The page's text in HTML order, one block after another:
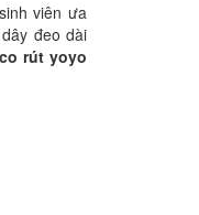
viên ưa
đeo dài
rút yoyo